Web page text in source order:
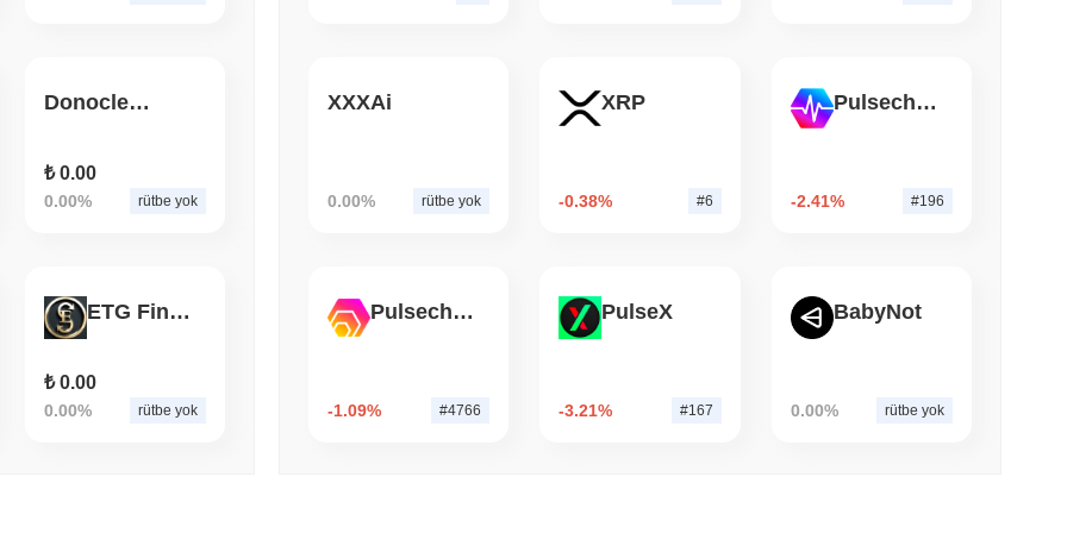
Wintermute, Hisse Senetleri ve Kripto ETF'leri için ABD Aracı Kurum
Lisansı Kazandı
Donocle Stone Coin
₺ 0.00
0.00% rütbe yok
ETG Finance
₺ 0.00
0.00% rütbe yok
XXXAi
0.00% rütbe yok
XRP
-0.38% #6
Pulsechain
-2.41% #196
Pulsechain Bridged HEX (Pulsechain)
-1.09% #4766
PulseX
-3.21% #167
BabyNot
0.00% rütbe yok